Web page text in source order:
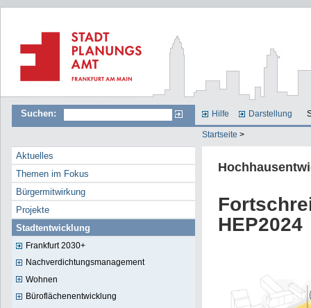
Suchen: Hilfe Darstellung
Startseite >
Aktuelles
Themen im Fokus
Bürgermitwirkung
Projekte
Stadtentwicklung
Frankfurt 2030+
Nachverdichtungsmanagement
Wohnen
Büroflächenentwicklung
HEP2024